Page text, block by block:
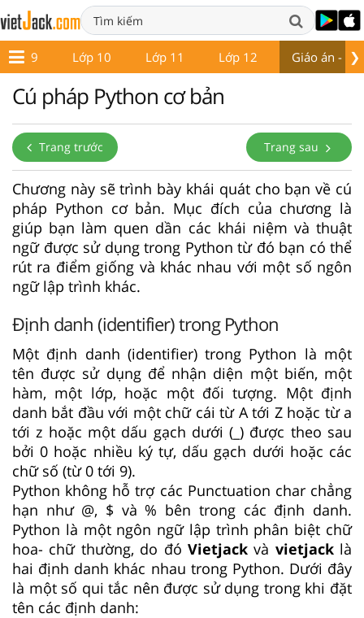
❯
Lớp 9 Lớp 10 Lớp 11 Lớp 12 Giáo án -
Cú pháp Python cơ bản
Trang trước Trang sau
Chương này sẽ trình bày khái quát cho bạn về cú
pháp Python cơ bản. Mục đích của chương là
giúp bạn làm quen dần các khái niệm và thuật
ngữ được sử dụng trong Python từ đó bạn có thể
rút ra điểm giống và khác nhau với một số ngôn
ngữ lập trình khác.
Định danh (identifier) trong Python
Một định danh (identifier) trong Python là một
tên được sử dụng để nhận diện một biến, một
hàm, một lớp, hoặc một đối tượng. Một định
danh bắt đầu với một chữ cái từ A tới Z hoặc từ a
tới z hoặc một dấu gạch dưới (_) được theo sau
bởi 0 hoặc nhiều ký tự, dấu gạch dưới hoặc các
chữ số (từ 0 tới 9).
Python không hỗ trợ các Punctuation char chẳng
hạn như @, $ và % bên trong các định danh.
Python là một ngôn ngữ lập trình phân biệt chữ
hoa- chữ thường, do đó Vietjackvà vietjacklà
hai định danh khác nhau trong Python. Dưới đây
là một số qui tắc nên được sử dụng trong khi đặt
tên các định danh: